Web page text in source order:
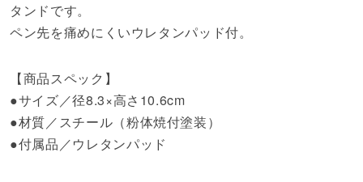
タンドです。
ペン先を痛めにくいウレタンパッド付。
【商品スペック】
●サイズ／径8.3×高さ10.6cm
●材質／スチール（粉体焼付塗装）
●付属品／ウレタンパッド